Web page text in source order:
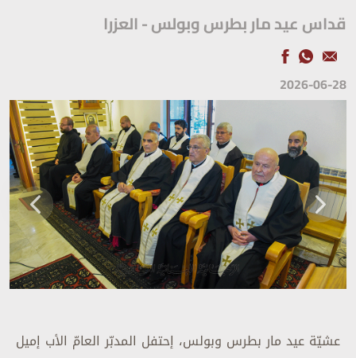
قداس عيد مار بطرس وبولس - العزرا
2026-06-28
عشيّة عيد مار بطرس وبولس، إحتفل المدبّر العامّ الأب إميل